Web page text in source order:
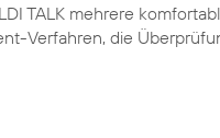
TALK mehrere
Verfahren, die